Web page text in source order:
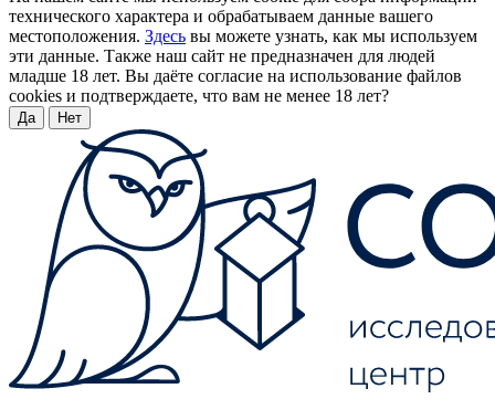
технического характера и обрабатываем данные вашего
местоположения. Здесь вы можете узнать, как мы используем
эти данные. Также наш сайт не предназначен для людей
младше 18 лет. Вы даёте согласие на использование файлов
cookies и подтверждаете, что вам не менее 18 лет?
Да Нет